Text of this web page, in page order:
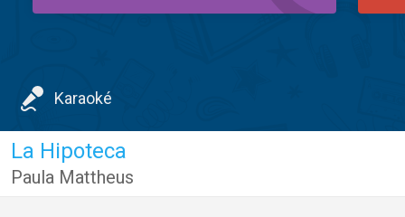
Karaoké
La Hipoteca
Paula Mattheus